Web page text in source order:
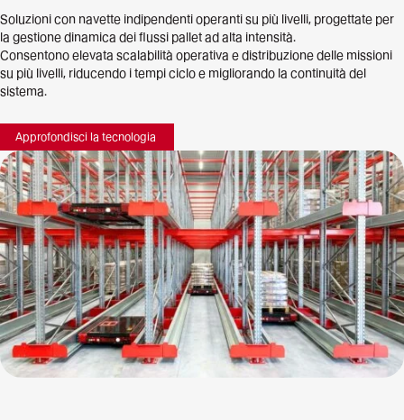
Soluzioni con navette indipendenti operanti su più livelli, progettate per
la gestione dinamica dei flussi pallet ad alta intensità.
Consentono elevata scalabilità operativa e distribuzione delle missioni
su più livelli, riducendo i tempi ciclo e migliorando la continuità del
sistema.
Approfondisci la tecnologia